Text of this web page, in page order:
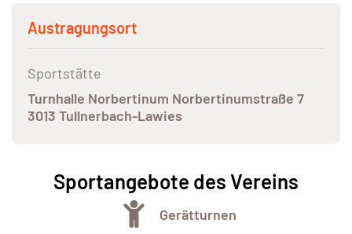
Austragungsort
Sportstätte
Turnhalle Norbertinum Norbertinumstraße 7
3013 Tullnerbach-Lawies
Sportangebote des Vereins
Gerätturnen